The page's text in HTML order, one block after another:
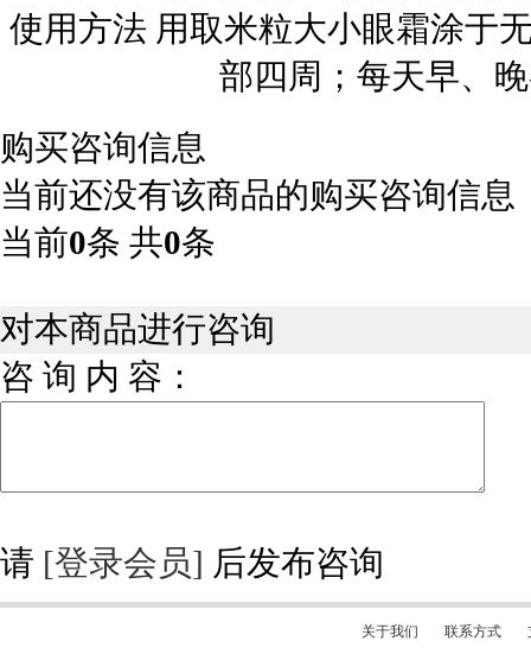
使用方法 用取米粒大小眼霜涂于
部四周；每天早、
购买咨询信息
当前还没有该商品的购买咨询信息
当前0条 共0条
对本商品进行咨询
咨 询 内 容：
请 [登录会员] 后发布咨询
关于我们 联系方式